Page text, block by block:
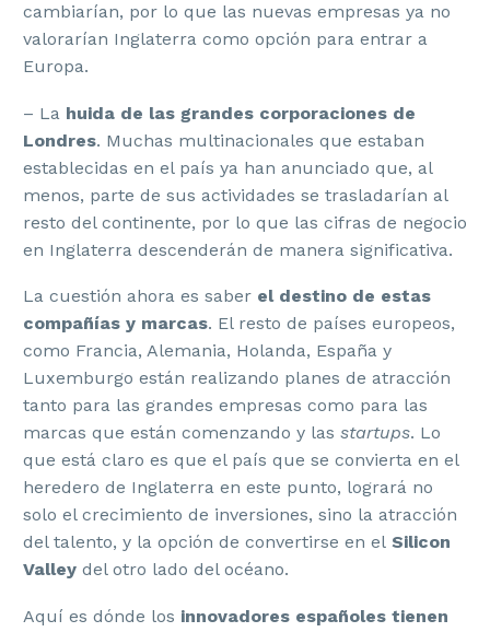
cambiarían, por lo que las nuevas empresas ya no
valorarían Inglaterra como opción para entrar a
Europa.
– La huida de las grandes corporaciones de
Londres. Muchas multinacionales que estaban
establecidas en el país ya han anunciado que, al
menos, parte de sus actividades se trasladarían al
resto del continente, por lo que las cifras de negocio
en Inglaterra descenderán de manera significativa.
La cuestión ahora es saber el destino de estas
compañías y marcas. El resto de países europeos,
como Francia, Alemania, Holanda, España y
Luxemburgo están realizando planes de atracción
tanto para las grandes empresas como para las
marcas que están comenzando y las startups. Lo
que está claro es que el país que se convierta en el
heredero de Inglaterra en este punto, logrará no
solo el crecimiento de inversiones, sino la atracción
del talento, y la opción de convertirse en el Silicon
Valley del otro lado del océano.
Aquí es dónde los innovadores españoles tienen